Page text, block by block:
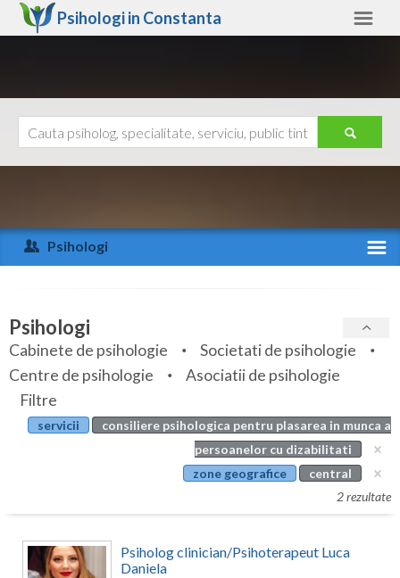
Psihologi in Constanta
Arad
Arges
Bihor
Bistrita-Nasaud
Botosani
Bucuresti
Buzau
Ajutor
Psihologi
Specialitati
Servicii
Articole
Evenimente
Psihologi
Cabinete de psihologie
Societati de psihologie
Centre de psihologie
Asociatii de psihologie
Filtre
servicii
consiliere psihologica pentru plasarea in munca a
persoanelor cu dizabilitati
zone geografice
central
2 rezultate
Psiholog clinician/Psihoterapeut Luca
Daniela